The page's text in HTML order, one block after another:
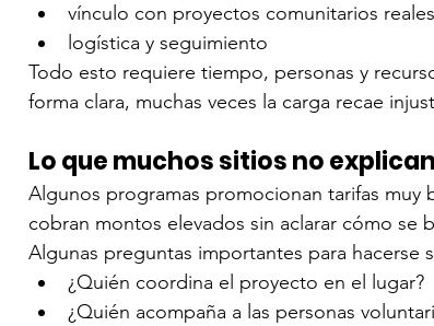
vínculo con proyectos comunitarios reales
logística y seguimiento
Todo esto requiere tiempo, personas y
forma clara, muchas veces la carga recae
Lo que muchos sitios no
Algunos programas promocionan tarifas muy
cobran montos elevados sin aclarar cómo se
Algunas preguntas importantes para hacerse
¿Quién coordina el proyecto en el lugar?
¿Quién acompaña a las personas